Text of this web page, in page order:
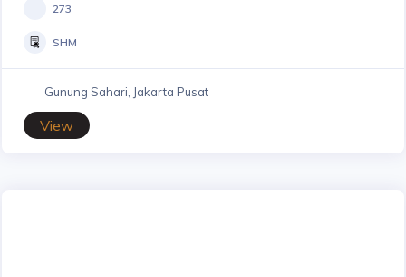
273
SHM
Gunung Sahari, Jakarta Pusat
View